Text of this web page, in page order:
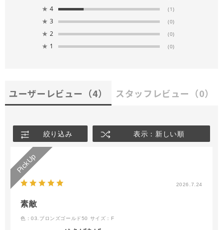
★ 4 (1)
★ 3 (0)
★ 2 (0)
★ 1 (0)
ユーザーレビュー （4） スタッフレビュー （0）
絞り込み 表示：新しい順
2026.7.24
素敵
色：03.ブロンズゴールド50 サイズ：F